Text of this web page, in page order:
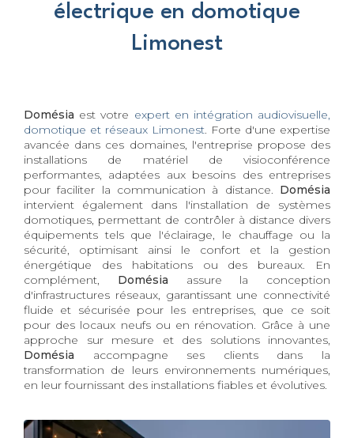
électrique en domotique
Limonest
Domésia est votre expert en intégration audiovisuelle,
domotique et réseaux Limonest. Forte d'une expertise
avancée dans ces domaines, l'entreprise propose des
installations de matériel de visioconférence
performantes, adaptées aux besoins des entreprises
pour faciliter la communication à distance. Domésia
intervient également dans l'installation de systèmes
domotiques, permettant de contrôler à distance divers
équipements tels que l'éclairage, le chauffage ou la
sécurité, optimisant ainsi le confort et la gestion
énergétique des habitations ou des bureaux. En
complément, Domésia assure la conception
d'infrastructures réseaux, garantissant une connectivité
fluide et sécurisée pour les entreprises, que ce soit
pour des locaux neufs ou en rénovation. Grâce à une
approche sur mesure et des solutions innovantes,
Domésia accompagne ses clients dans la
transformation de leurs environnements numériques,
en leur fournissant des installations fiables et évolutives.